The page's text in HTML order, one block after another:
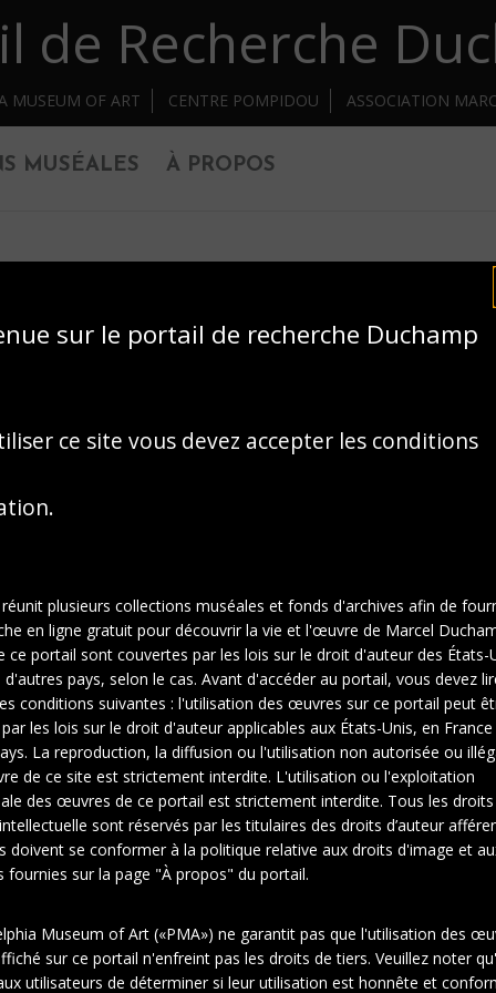
de Recherche
MUSEUM OF ART CENTRE POMPIDOU ASSOCIATION
MUSÉALES À PROPOS
2 3
sur le portail de recherche Duchamp
ce site vous devez accepter les conditions
plusieurs collections muséales et fonds d'archives afin de
en ligne gratuit pour découvrir la vie et l'œuvre de Marcel
ce portail sont couvertes par les lois sur le droit d'auteur des États-
d'autres pays, selon le cas. Avant d'accéder au portail, vous devez
conditions suivantes : l'utilisation des œuvres sur ce portail peut
les lois sur le droit d'auteur applicables aux États-Unis, en
La reproduction, la diffusion ou l'utilisation non autorisée ou
de ce site est strictement interdite. L'utilisation ou l'exploitation
des œuvres de ce portail est strictement interdite. Tous les
sont réservés par les titulaires des droits d’auteur
doivent se conformer à la politique relative aux droits d'image et
fournies sur la page "À propos" du portail.
Museum of Art («PMA») ne garantit pas que l'utilisation des
sur ce portail n'enfreint pas les droits de tiers. Veuillez noter
utilisateurs de déterminer si leur utilisation est honnête et